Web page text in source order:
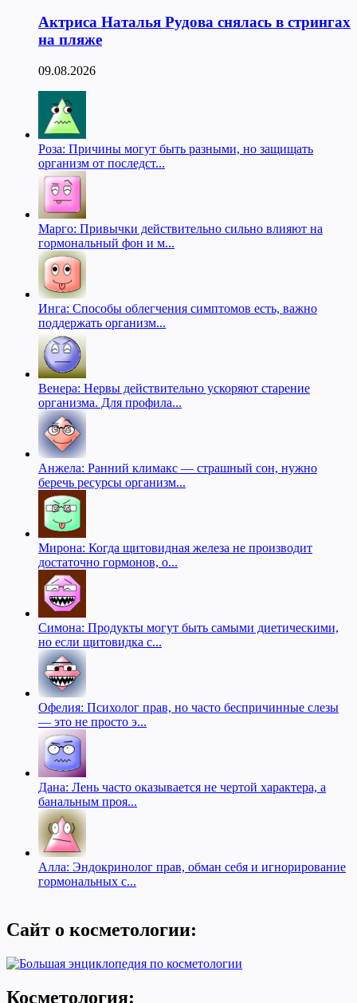
Актриса Наталья Рудова снялась в стрингах
на пляже
09.08.2026
Роза: Причины могут быть разными, но защищать
организм от последст...
Марго: Привычки действительно сильно влияют на
гормональный фон и м...
Инга: Способы облегчения симптомов есть, важно
поддержать организм...
Венера: Нервы действительно ускоряют старение
организма. Для профила...
Анжела: Ранний климакс — страшный сон, нужно
беречь ресурсы организм...
Мирона: Когда щитовидная железа не производит
достаточно гормонов, о...
Симона: Продукты могут быть самыми диетическими,
но если щитовидка с...
Офелия: Психолог прав, но часто беспричинные слезы
— это не просто э...
Дана: Лень часто оказывается не чертой характера, а
банальным проя...
Алла: Эндокринолог прав, обман себя и игнорирование
гормональных с...
Сайт о косметологии:
Косметология: